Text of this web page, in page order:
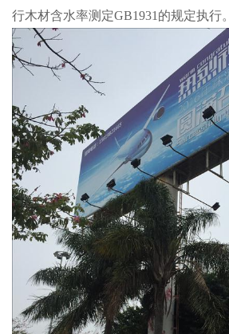
行木材含水率测定GB1931的规定执行。